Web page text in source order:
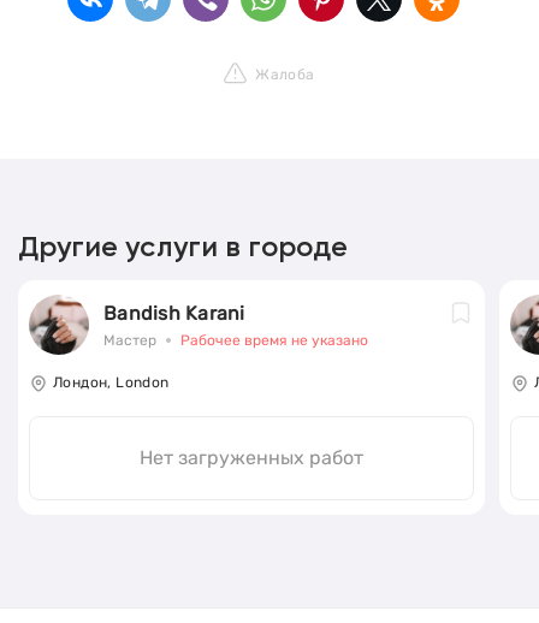
Жалоба
Другие услуги в городе
Bandish Karani
Мастер Рабочее время не указано
Лондон, London
Нет загруженных работ